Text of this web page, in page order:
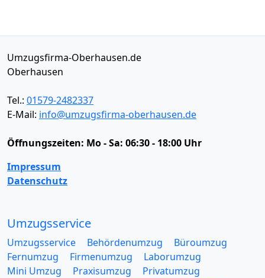
Umzugsfirma-Oberhausen.de
Oberhausen
Tel.: 01579-2482337
E-Mail: info@umzugsfirma-oberhausen.de
Öffnungszeiten: Mo - Sa: 06:30 - 18:00 Uhr
Impressum
Datenschutz
Umzugsservice
Umzugsservice Behördenumzug
Büroumzug
Fernumzug
Firmenumzug
Laborumzug
Mini Umzug
Praxisumzug
Privatumzug